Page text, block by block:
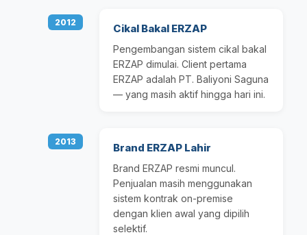
2012 Cikal Bakal ERZAP
Pengembangan sistem cikal bakal
ERZAP dimulai. Client pertama
ERZAP adalah PT. Baliyoni Saguna
— yang masih aktif hingga hari ini.
2013 Brand ERZAP Lahir
Brand ERZAP resmi muncul.
Penjualan masih menggunakan
sistem kontrak on-premise
dengan klien awal yang dipilih
selektif.